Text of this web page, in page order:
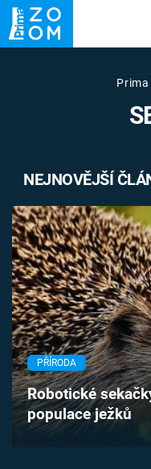
UFO
VETŘELCI
Témata
Témata
Pořady
TV Program
Časopis
Sledujte prima+
NEJNOVĚJŠÍ
PŘÍRODA
Robotické
populace ježků